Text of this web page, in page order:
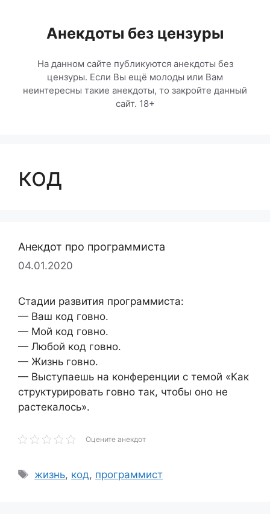
содержимомуАнекдоты без цензуры
На данном сайте публикуются анекдоты без
цензуры. Если Вы ещё молоды или Вам
неинтересны такие анекдоты, то закройте данный
сайт. 18+
код
Анекдот про программиста
04.01.2020
Стадии развития программиста:
— Ваш код говно.
— Мой код говно.
— Любой код говно.
— Жизнь говно.
— Выступаешь на конференции с темой «Как
структурировать говно так, чтобы оно не
растекалось».
Оцените анекдот
Метки
жизнь, код, программист